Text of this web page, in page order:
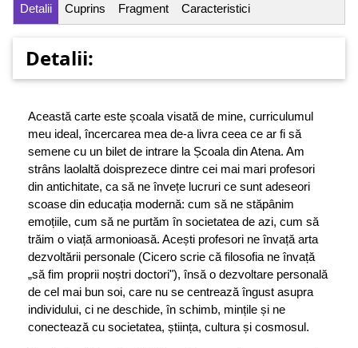
Detalii Cuprins Fragment Caracteristici
Detalii:
Această carte este școala visată de mine, curriculumul
meu ideal, încercarea mea de-a livra ceea ce ar fi să
semene cu un bilet de intrare la Școala din Atena. Am
strâns laolaltă doisprezece dintre cei mai mari profesori
din antichitate, ca să ne învețe lucruri ce sunt adeseori
scoase din educația modernă: cum să ne stăpânim
emoțiile, cum să ne purtăm în societatea de azi, cum să
trăim o viață armonioasă. Acești profesori ne învață arta
dezvoltării personale (Cicero scrie că filosofia ne învață
„să fim proprii noștri doctori"), însă o dezvoltare personală
de cel mai bun soi, care nu se centrează îngust asupra
individului, ci ne deschide, în schimb, mințile și ne
conectează cu societatea, știința, cultura și cosmosul.